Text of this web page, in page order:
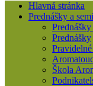
Hlavná stránka
Prednášky a
Prednášky
Škola